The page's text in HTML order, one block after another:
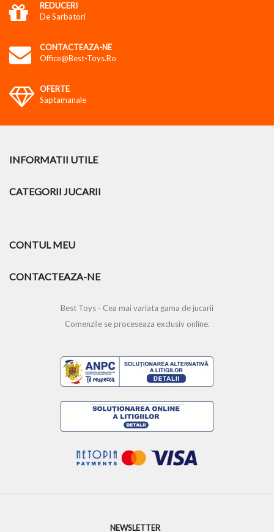
REDUCERI
De Sarbatori
CONTACTEAZA-NE
Office@best-Toys.ro
OFERTE
Saptamanale
INFORMATII UTILE
CATEGORII JUCARII
CONTUL MEU
CONTACTEAZA-NE
Best Toys - Cea mai variata gama de jucarii
Comenzile se proceseaza exclusiv online.
NEWSLETTER